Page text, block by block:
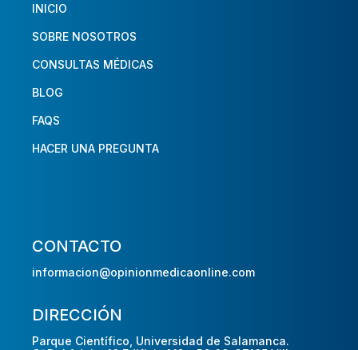
INICIO
SOBRE NOSOTROS
CONSULTAS MÉDICAS
BLOG
FAQS
HACER UNA PREGUNTA
CONTACTO
informacion@opinionmedicaonline.com
DIRECCIÓN
Parque Científico, Universidad de Salamanca.